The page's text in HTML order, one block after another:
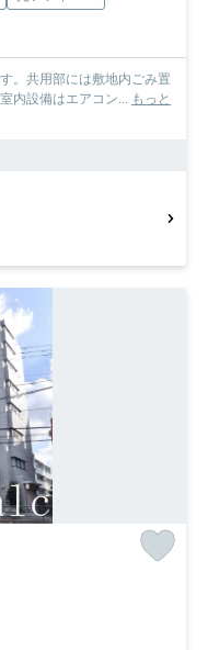
。共用部には敷地内ごみ置
内設備はエアコン...
もっと